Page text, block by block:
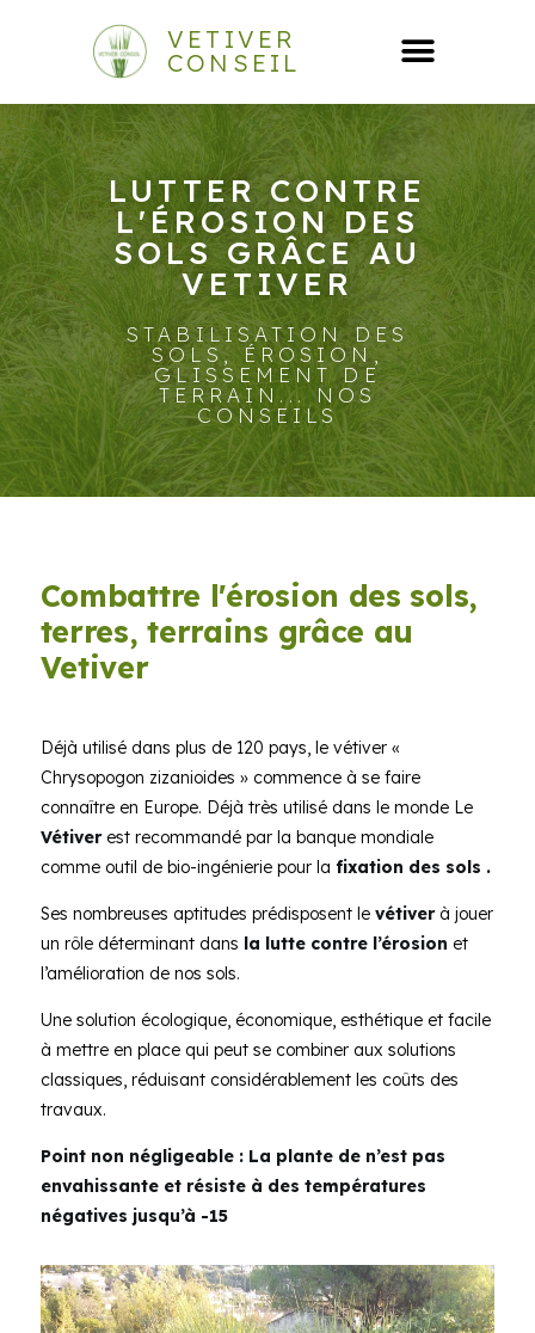
VETIVER
CONSEIL
LUTTER CONTRE
L'ÉROSION DES
SOLS GRÂCE AU
VETIVER
STABILISATION DES
SOLS, ÉROSION,
GLISSEMENT DE
TERRAIN... NOS
CONSEILS
Combattre l'érosion des sols,
terres, terrains grâce au
Vetiver
Déjà utilisé dans plus de 120 pays, le vétiver «
Chrysopogon zizanioides » commence à se faire
connaître en Europe. Déjà très utilisé dans le monde Le
Vétiver est recommandé par la banque mondiale
comme outil de bio-ingénierie pour la fixation des sols .
Ses nombreuses aptitudes prédisposent le vétiverà jouer
un rôle déterminant dans la lutte contre l’érosion et
l’amélioration de nos sols.
Une solution écologique, économique, esthétique et facile
à mettre en place qui peut se combiner aux solutions
classiques, réduisant considérablement les coûts des
travaux.
Point non négligeable : La plante de n’est pas
envahissante et résiste à des températures
négatives jusqu’à -15